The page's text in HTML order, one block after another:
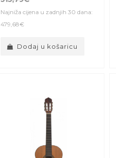
Najniža cijena u zadnjih 30 dana:
479,68€
Dodaj u košaricu